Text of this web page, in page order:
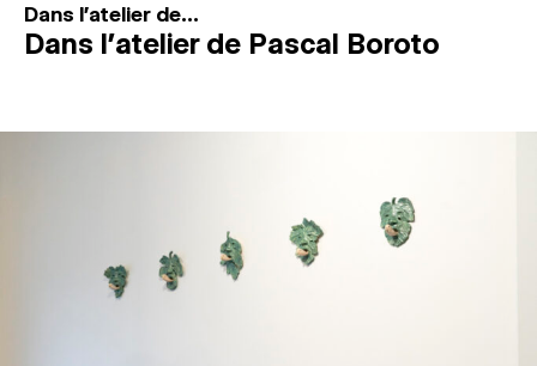
Dans l'atelier de...
Dans l’atelier de Pascal Boroto